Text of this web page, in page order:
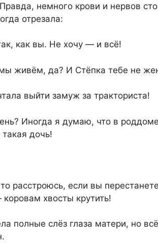
немного крови и нервов
отрезала:
как вы. Не хочу — и всё!
живём, да? И Стёпка тебе не
выйти замуж за тракториста!
Иногда я думаю, что в
дочь!
расстроюсь, если вы
хвосты крутить!
полные слёз глаза матери, но